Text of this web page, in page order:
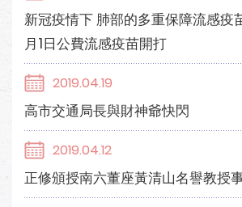
新冠疫情下 肺部的多重保障流感疫
月1日公費流感疫苗開打
2019.04.19
高市交通局長與財神爺快閃
2019.04.12
正修頒授南六董座黃清山名譽教授